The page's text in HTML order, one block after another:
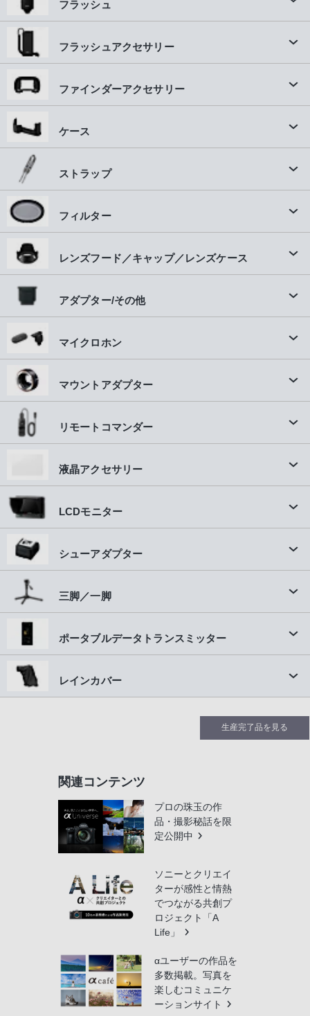
フラッシュ
フラッシュアクセサリー
ファインダーアクセサリー
ケース
ストラップ
フィルター
レンズフード／キャップ／レンズケース
アダプター/その他
マイクロホン
マウントアダプター
リモートコマンダー
液晶アクセサリー
LCDモニター
シューアダプター
三脚／一脚
ポータブルデータトランスミッター
レインカバー
生産完了品を見る
関連コンテンツ
プロの珠玉の作
品・撮影秘話を限
定公開中
ソニーとクリエイ
ターが感性と情熱
でつながる共創プ
ロジェクト「A
Life」
αユーザーの作品を
多数掲載。写真を
楽しむコミュニケ
ーションサイト